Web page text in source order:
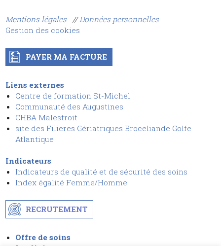
Mentions légales // Données personnelles
Gestion des cookies
PAYER MA FACTURE
Liens externes
Centre de formation St-Michel
Communauté des Augustines
CHBA Malestroit
site des Filieres Gériatriques Broceliande Golfe
Atlantique
Indicateurs
Indicateurs de qualité et de sécurité des soins
Index égalité Femme/Homme
RECRUTEMENT
Offre de soins